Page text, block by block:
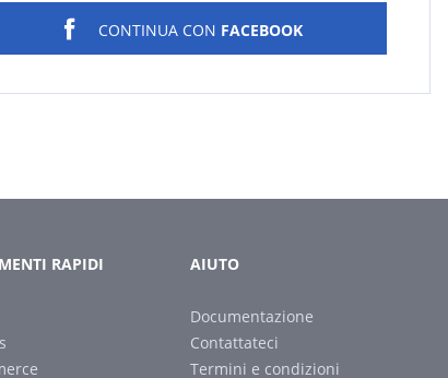
CONTINUA CON FACEBOOK
RAPIDI AIUTO
Documentazione
Contattateci
Termini e condizioni